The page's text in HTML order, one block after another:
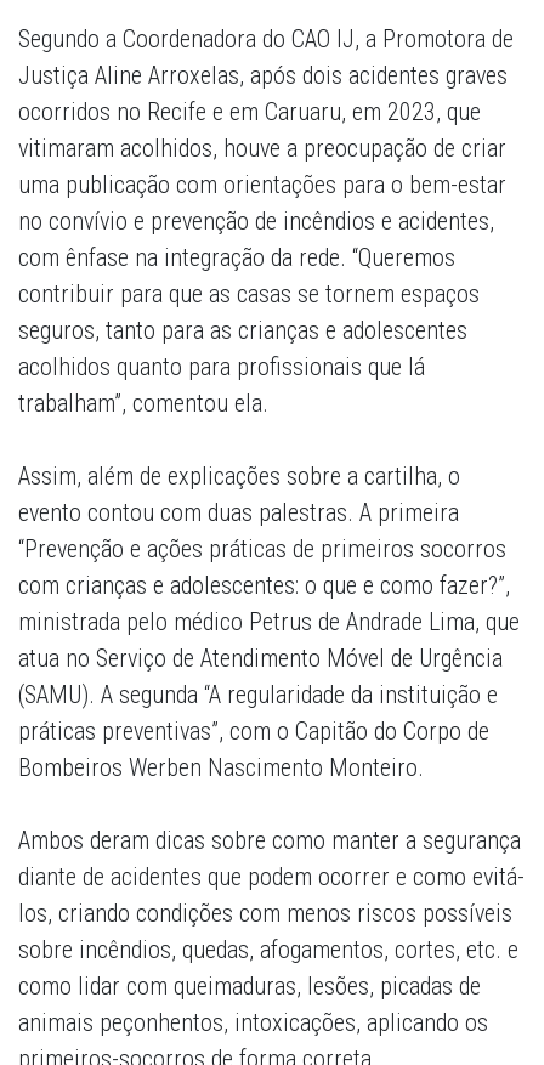
Segundo a Coordenadora do CAO IJ, a Promotora de
Justiça Aline Arroxelas, após dois acidentes graves
ocorridos no Recife e em Caruaru, em 2023, que
vitimaram acolhidos, houve a preocupação de criar
uma publicação com orientações para o bem-estar
no convívio e prevenção de incêndios e acidentes,
com ênfase na integração da rede. “Queremos
contribuir para que as casas se tornem espaços
seguros, tanto para as crianças e adolescentes
acolhidos quanto para profissionais que lá
trabalham”, comentou ela.
Assim, além de explicações sobre a cartilha, o
evento contou com duas palestras. A primeira
“Prevenção e ações práticas de primeiros socorros
com crianças e adolescentes: o que e como fazer?”,
ministrada pelo médico Petrus de Andrade Lima, que
atua no Serviço de Atendimento Móvel de Urgência
(SAMU). A segunda “A regularidade da instituição e
práticas preventivas”, com o Capitão do Corpo de
Bombeiros Werben Nascimento Monteiro.
Ambos deram dicas sobre como manter a segurança
diante de acidentes que podem ocorrer e como evitá-
los, criando condições com menos riscos possíveis
sobre incêndios, quedas, afogamentos, cortes, etc. e
como lidar com queimaduras, lesões, picadas de
animais peçonhentos, intoxicações, aplicando os